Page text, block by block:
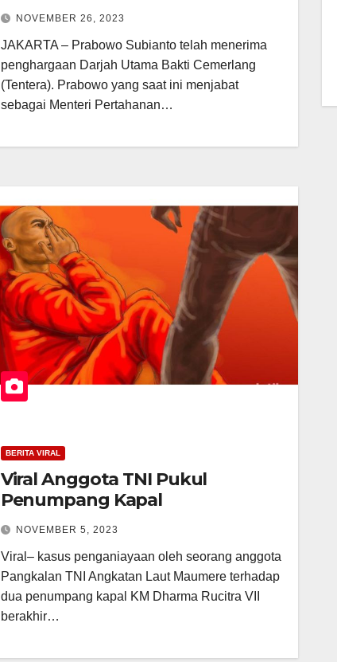
NOVEMBER 26, 2023
JAKARTA – Prabowo Subianto telah menerima
penghargaan Darjah Utama Bakti Cemerlang
(Tentera). Prabowo yang saat ini menjabat
sebagai Menteri Pertahanan…
BERITA VIRAL
Viral Anggota TNI Pukul
Penumpang Kapal
NOVEMBER 5, 2023
Viral– kasus penganiayaan oleh seorang anggota
Pangkalan TNI Angkatan Laut Maumere terhadap
dua penumpang kapal KM Dharma Rucitra VII
berakhir…